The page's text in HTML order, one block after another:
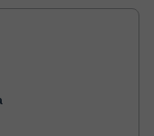
un e-mail de